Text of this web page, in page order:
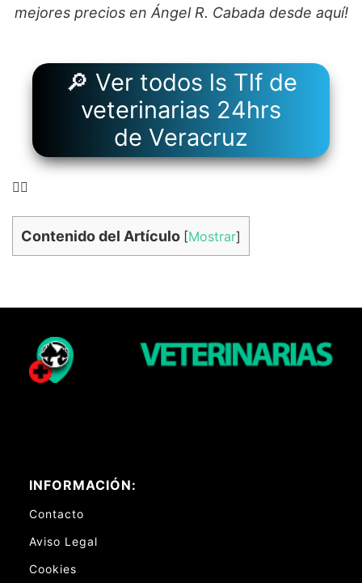
mejores precios en Ángel R. Cabada desde aquí!
🔎 Ver todos ls Tlf de
veterinarias 24hrs
de Veracruz
👉🏻
Contenido del Artículo [Mostrar]
INFORMACIÓN:
Contacto
Aviso Legal
Cookies